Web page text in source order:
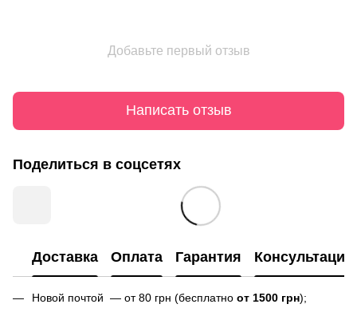
Добавьте первый отзыв
Написать отзыв
Поделиться в соцсетях
Доставка Оплата Гарантия Консультация
Новой почтой — от 80 грн (бесплатно от 1500 грн);